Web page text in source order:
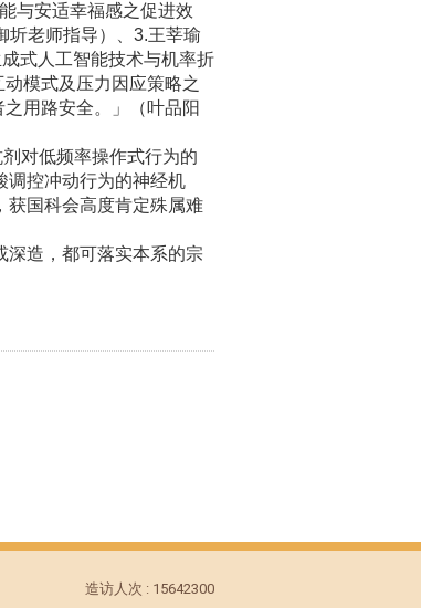
与安适幸福感之促进效
老师指导）、 3.王莘瑜
式人工智能技术与机率折
模式及压力因应策略之
用路安全。」（叶品阳
对低频率操作式行为的
调控冲动行为的神经机
获国科会高度肯定殊属难
深造，都可落实本系的宗
造访人次 : 15642300